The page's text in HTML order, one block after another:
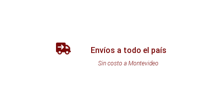
Envíos a todo el país
Sin costo a Montevideo